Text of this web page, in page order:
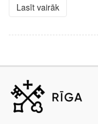
Lasīt vairāk